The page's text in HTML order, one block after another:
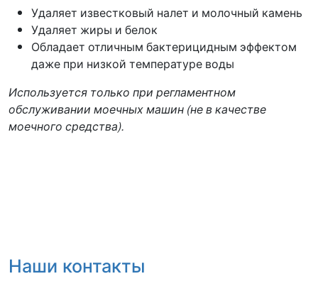
Удаляет известковый налет и молочный камень
Удаляет жиры и белок
Обладает отличным бактерицидным эффектом
даже при низкой температуре воды
Используется только при регламентном
обслуживании моечных машин (не в качестве
моечного средства).
Наши контакты